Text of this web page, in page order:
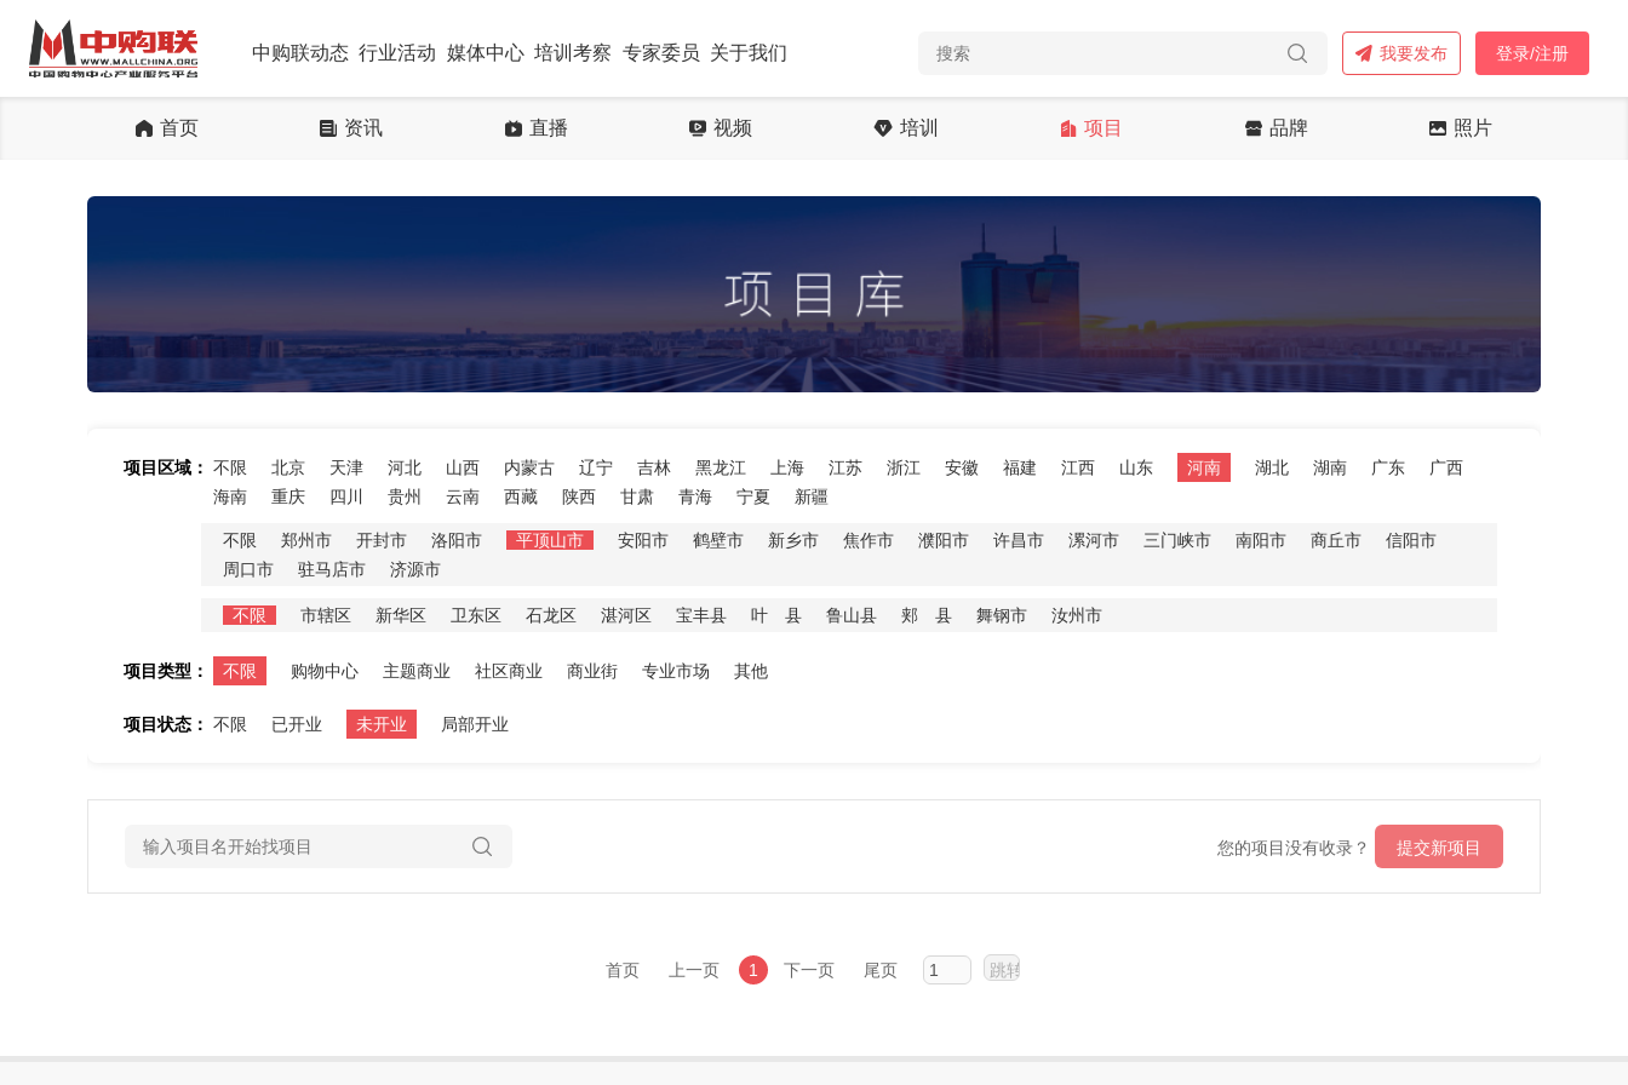
中购联动态 行业活动 媒体中心 培训考察 专家委员 关于我们 我要发布 登录/注册
首页 资讯 直播 视频 培训 项目 品牌 照片
项目区域： 不限 北京 天津 河北 山西 内蒙古 辽宁 吉林 黑龙江 上海 江苏 浙江 安徽 福建 江西 山东 河南 湖北 湖南 广东
广西
海南
重庆 四川 贵州 云南 西藏 陕西 甘肃 青海 宁夏 新疆
不限 郑州市 开封市 洛阳市 平顶山市 安阳市 鹤壁市 新乡市 焦作市 濮阳市 许昌市 漯河市 三门峡市 南阳市 商丘市
信阳市
周口市
驻马店市 济源市
不限 市辖区 新华区 卫东区 石龙区 湛河区 宝丰县 叶 县 鲁山县 郏 县 舞钢市 汝州市
项目类型： 不限 购物中心 主题商业 社区商业 商业街 专业市场 其他
项目状态： 不限 已开业 未开业 局部开业
您的项目没有收录？ 提交新项目
首页 上一页 1 下一页 尾页